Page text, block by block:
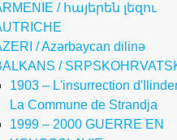
/ հայերեն լեզու
/ Azərbaycan dilinə
/
1903 – L'insurrection
La Commune de Strandja
1999 – 2000 GUERRE EN